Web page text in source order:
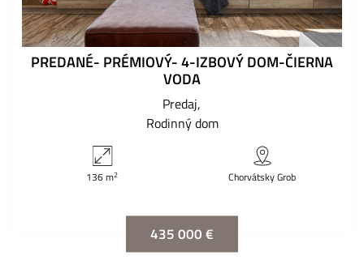
PREDANÉ- PRÉMIOVÝ- 4-IZBOVÝ DOM-ČIERNA
VODA
Predaj
Rodinný dom
136 m2 Chorvátsky Grob
435 000 €